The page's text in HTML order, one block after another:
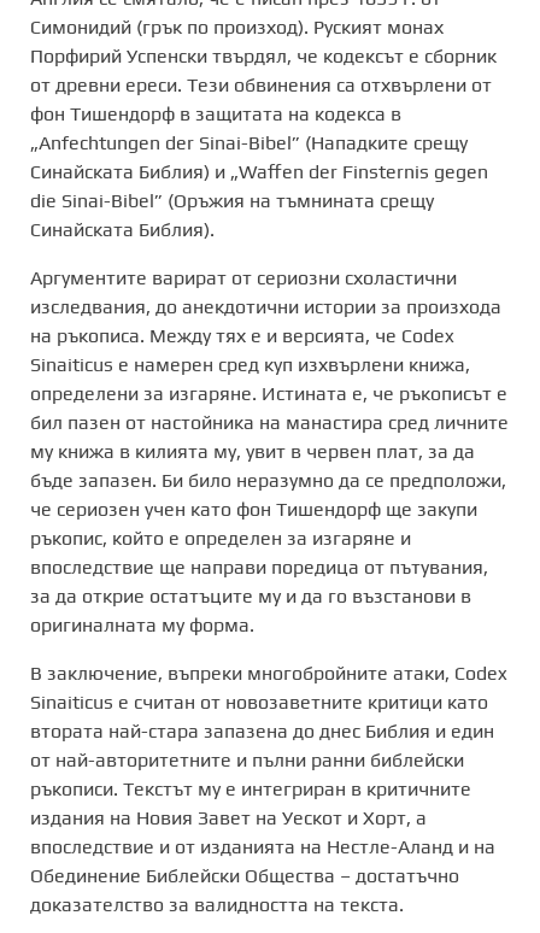
Симонидий (грък по произход). Руският монах
Порфирий Успенски твърдял, че кодексът е сборник
от древни ереси. Тези обвинения са отхвърлени от
фон Тишендорф в защитата на кодекса в
„Anfechtungen der Sinai-Bibel” (Нападките срещу
Синайската Библия) и „Waffen der Finsternis gegen
die Sinai-Bibel” (Оръжия на тъмнината срещу
Синайската Библия).
Аргументите варират от сериозни схоластични
изследвания, до анекдотични истории за произхода
на ръкописа. Между тях е и версията, че Codex
Sinaiticus е намерен сред куп изхвърлени книжа,
определени за изгаряне. Истината е, че ръкописът е
бил пазен от настойника на манастира сред личните
му книжа в килията му, увит в червен плат, за да
бъде запазен. Би било неразумно да се предположи,
че сериозен учен като фон Тишендорф ще закупи
ръкопис, който е определен за изгаряне и
впоследствие ще направи поредица от пътувания,
за да открие остатъците му и да го възстанови в
оригиналната му форма.
В заключение, въпреки многобройните атаки, Codex
Sinaiticus е считан от новозаветните критици като
втората най-стара запазена до днес Библия и един
от най-авторитетните и пълни ранни библейски
ръкописи. Текстът му е интегриран в критичните
издания на Новия Завет на Уескот и Хорт, а
впоследствие и от изданията на Нестле-Аланд и на
Обединение Библейски Общества – достатъчно
доказателство за валидността на текста.